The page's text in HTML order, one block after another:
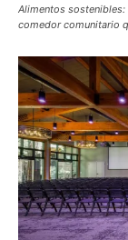
Alimentos sostenibles:
comedor comunitario